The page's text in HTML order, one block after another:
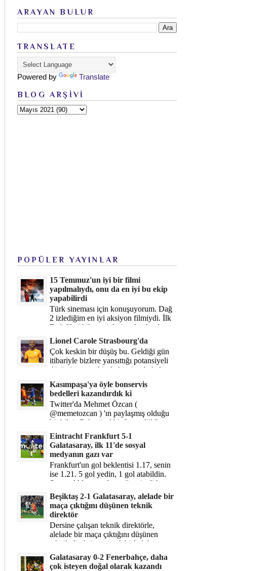
ARAYAN BULUR
TRANSLATE
Powered by Translate
BLOG ARŞİVİ
POPÜLER YAYINLAR
15 Temmuz'un iyi bir filmi
yapılmalıydı, onu da en iyi bu ekip
yapabilirdi
Türk sineması için konuşuyorum. Dağ
2 izlediğim en iyi aksiyon filmiydi. İlk
Dağ filmi hikayesiyle ön plandaydı,
Dağ 2 ise belki o hika...
Lionel Carole Strasbourg'da
Çok keskin bir düşüş bu. Geldiği gün
itibariyle bizlere yansıttığı potansiyeli
düşünüyorum, bir de bugüne bakalım.
Kasımpaşa'ya öyle bonservis
bedelleri kazandırdık ki
Twitter'da Mehmet Özcan (
@memetozcan ) 'ın paylaşmış olduğu
bir bilgi. Çok güzel bir "nostaljik" pas
diyelim. Kasımpaşa...
Eintracht Frankfurt 5-1
Galatasaray, ilk 11'de sosyal
medyanın gazı var
Frankfurt'un gol beklentisi 1.17, senin
ise 1.21. 5 gol yedin, 1 gol atabildin.
Şanssızlıkla mı anlatacağız şimdi bu
durumu? Rakibin 5 ş...
Beşiktaş 2-1 Galatasaray, alelade bir
maça çıktığını düşünen teknik
direktör
Dersine çalışan teknik direktörle,
alelade bir maça çıktığını düşünen
teknik direktör arasındaki fark bu
işte. Solskjaer'in çalıştığı de...
Galatasaray 0-2 Fenerbahçe, daha
çok isteyen doğal olarak kazandı